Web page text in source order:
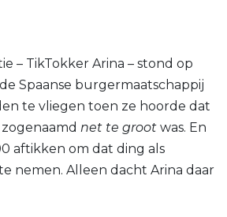
– TikTokker Arina – stond op
Spaanse burgermaatschappij
te vliegen toen ze hoorde dat
net te groot was. En
aftikken om dat ding als
nemen. Alleen dacht Arina daar